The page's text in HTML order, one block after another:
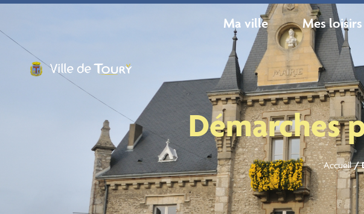
Ma ville Mes loisirs
Démarches
Accueil/